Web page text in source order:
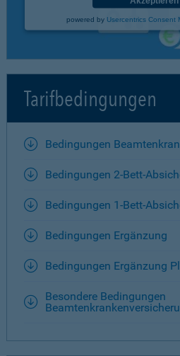
powered by Usercentrics Consent
Tarifbedingungen
Bedingungen
Bedingungen 2-Bett-
Bedingungen 1-Bett-
Bedingungen Ergänzung
Bedingungen Ergänzung
Besondere Bedingungen